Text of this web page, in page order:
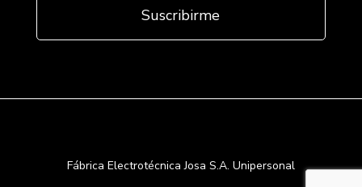
Fábrica Electrotécnica Josa S.A. Unipersonal